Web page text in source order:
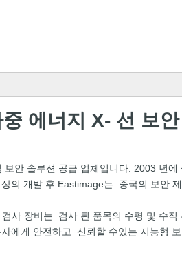
에너지 X- 선 보
안 솔루션 공급 업체입니다. 2003 년
의 개발 후 Eastimage는 중국의 보안
사 장비는 검사 된 품목의 수평 및 수
에게 안전하고 신뢰할 수있는 지능형